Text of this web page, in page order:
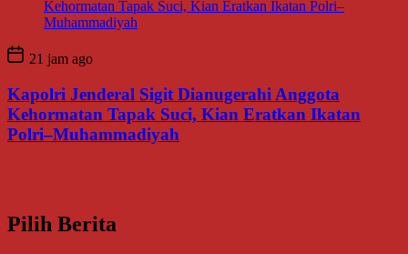
21 jam ago
Kapolri Jenderal Sigit Dianugerahi Anggota
Kehormatan Tapak Suci, Kian Eratkan Ikatan
Polri–Muhammadiyah
Pilih Berita